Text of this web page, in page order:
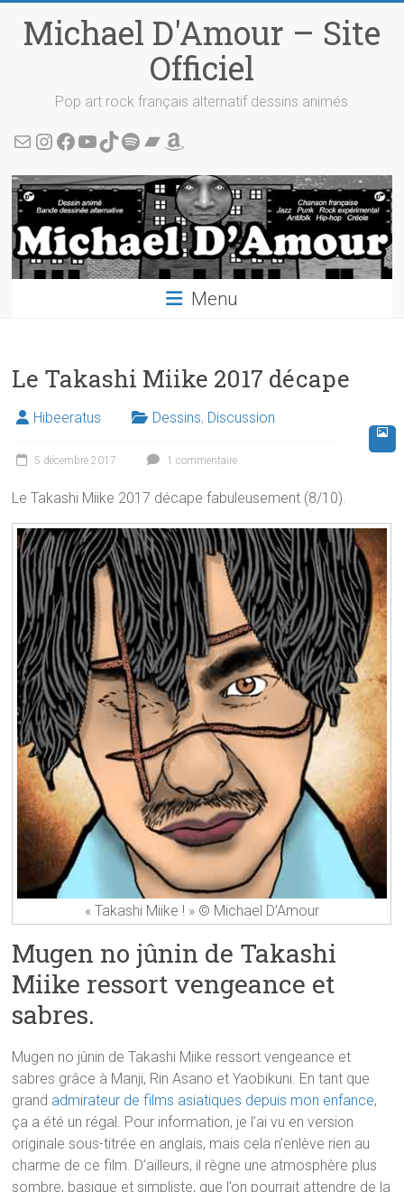
contentMichael D'Amour – Site
Officiel
Pop art rock français alternatif dessins animés
Écris-moi ! Instagram
Facebook
YouTube
TikTok
Spotify
Bandcamp
Amazon
Menu
Le Takashi Miike 2017 décape
Hibeeratus Dessins, Discussion
5 décembre 2017 1 commentaire
Le Takashi Miike 2017 décape fabuleusement (8/10).
« Takashi Miike ! » © Michael D’Amour
Mugen no jûnin de Takashi
Miike ressort vengeance et
sabres.
Mugen no jûnin de Takashi Miike ressort vengeance et
sabres grâce à Manji, Rin Asano et Yaobikuni. En tant que
grand admirateur de films asiatiques depuis mon enfance,
ça a été un régal. Pour information, je l’ai vu en version
originale sous-titrée en anglais, mais cela n’enlève rien au
charme de ce film. D’ailleurs, il règne une atmosphère plus
sombre, basique et simpliste, que l’on pourrait attendre de la